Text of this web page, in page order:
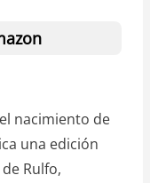
nacimiento de
una edición
Rulfo,